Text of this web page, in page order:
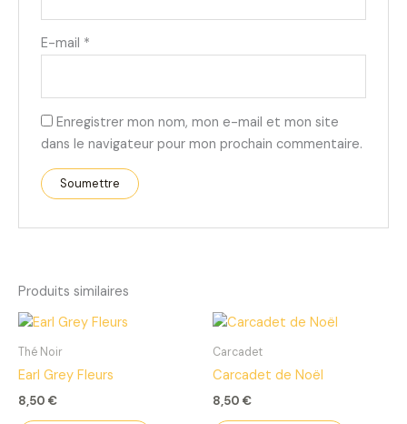
E-mail *
Enregistrer mon nom, mon e-mail et mon site
dans le navigateur pour mon prochain commentaire.
Produits similaires
Thé Noir
Earl Grey Fleurs
8,50 €
Carcadet
Carcadet de Noël
8,50 €